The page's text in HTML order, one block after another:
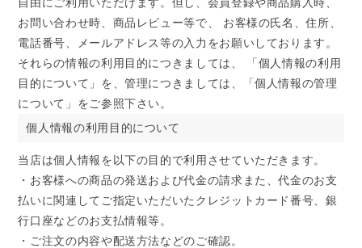
お問い合わせ時、商品レビュー等で、 お客様の氏名、住所、
電話番号、メールアドレス等の入力をお願いしております。
それらの情報の利用目的につきましては、 「個人情報の利用
目的について」を、管理につきましては、「個人情報の管理
について」をご参照下さい。
個人情報の利用目的について
当店は個人情報を以下の目的で利用させていただきます。
・お客様への商品の発送および代金の請求また、代金のお支
払いに関連してご指定いただいたクレジットカード番号、銀
行口座などのお支払情報等。
・ご注文の内容や配送方法などのご確認。